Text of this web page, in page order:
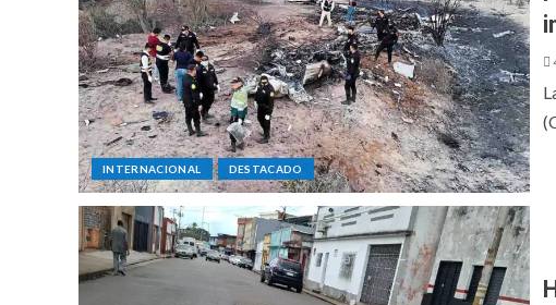
INTERNACIONAL DESTACADO